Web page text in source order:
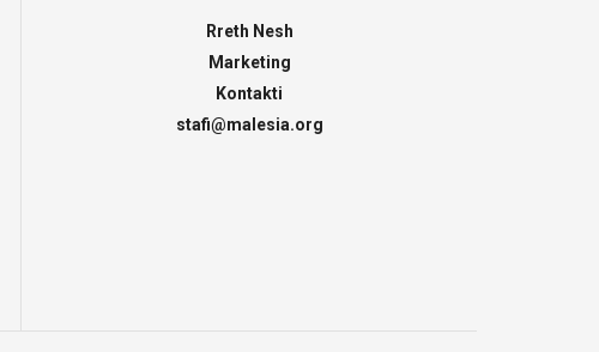
Rreth Nesh
Marketing
Kontakti
stafi@malesia.org